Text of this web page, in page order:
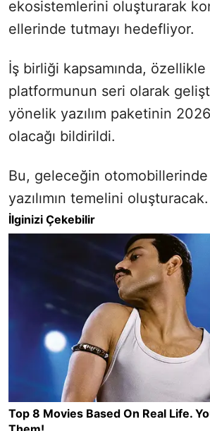
ekosistemlerini oluşturarak
ellerinde tutmayı hedefliyor.
İş birliği kapsamında,
platformunun seri olarak
yönelik yazılım paketinin 2026
olacağı bildirildi.
Bu, geleceğin otomobillerinde
yazılımın temelini oluşturacak.